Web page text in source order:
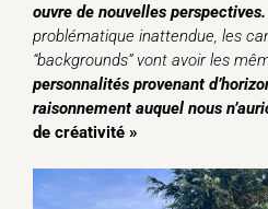
ouvre de nouvelles perspectives.
problématique inattendue, les
“backgrounds” vont avoir les
personnalités provenant
raisonnement auquel nous
de créativité »